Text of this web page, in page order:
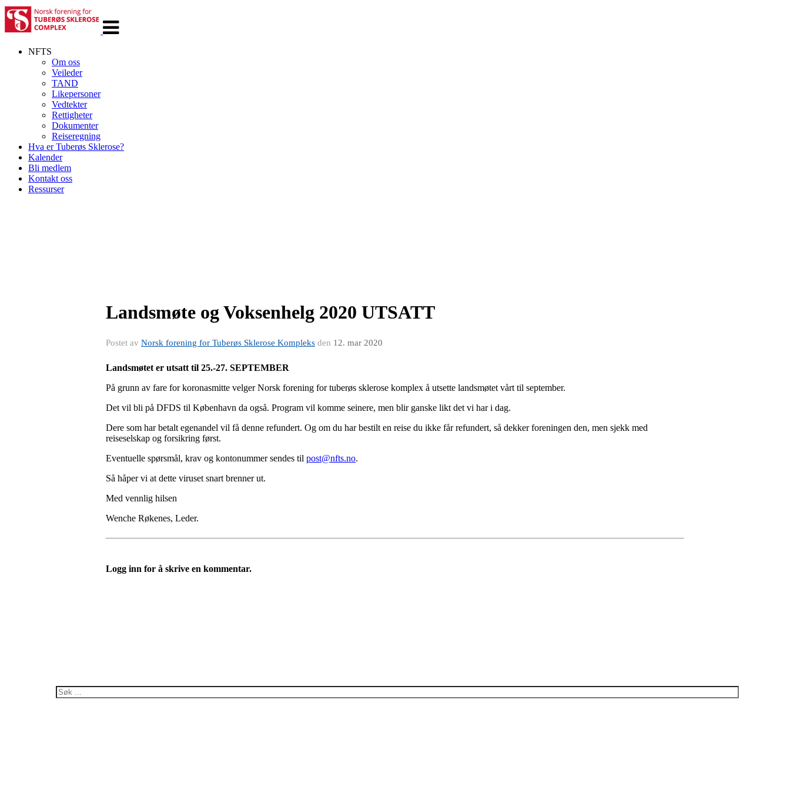
navigasjon
NFTS
Om oss
Veileder
TAND
Likepersoner
Vedtekter
Rettigheter
Dokumenter
Reiseregning
Hva er Tuberøs Sklerose?
Kalender
Bli medlem
Kontakt oss
Ressurser
Landsmøte og Voksenhelg 2020 UTSATT
Postet av Norsk forening for Tuberøs Sklerose Kompleks den 12. mar 2020
Landsmøtet er utsatt til 25.-27. SEPTEMBER
På grunn av fare for koronasmitte velger Norsk forening for tuberøs sklerose komplex å utsette landsmøtet vårt til september.
Det vil bli på DFDS til København da også. Program vil komme seinere, men blir ganske likt det vi har i dag.
Dere som har betalt egenandel vil få denne refundert. Og om du har bestilt en reise du ikke får refundert, så dekker foreningen den, men sjekk med
reiseselskap og forsikring først.
Eventuelle spørsmål, krav og kontonummer sendes til post@nfts.no.
Så håper vi at dette viruset snart brenner ut.
Med vennlig hilsen
Wenche Røkenes, Leder.
Logg inn for å skrive en kommentar.